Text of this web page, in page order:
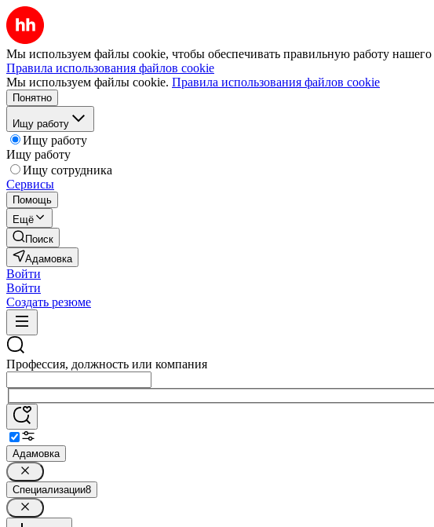
Мы используем файлы cookie, чтобы обеспечивать правильную работу нашего
Правила использования файлов cookie
Мы используем файлы cookie. Правила использования файлов cookie
Понятно
Ищу работу
Ищу работу
Ищу работу
Ищу сотрудника
Сервисы
Помощь
Ещё
Поиск
Адамовка
Войти
Войти
Создать резюме
Профессия, должность или компания
Адамовка
Специализации8